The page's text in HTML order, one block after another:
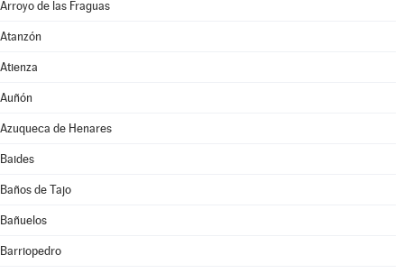
Arroyo de las Fraguas
Atanzón
Atienza
Auñón
Azuqueca de Henares
Baides
Baños de Tajo
Bañuelos
Barriopedro